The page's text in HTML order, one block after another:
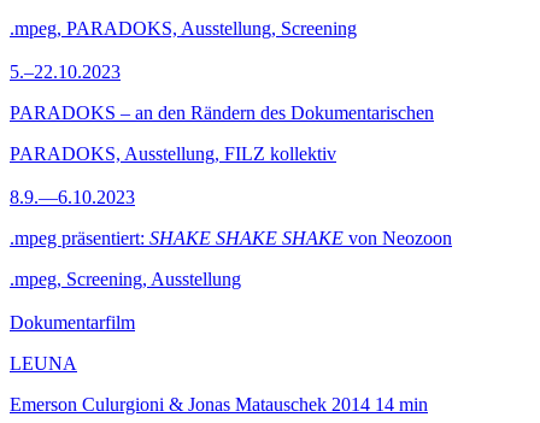
.mpeg, PARADOKS, Ausstellung, Screening
5.–22.10.2023
PARADOKS – an den Rändern des Dokumentarischen
PARADOKS, Ausstellung, FILZ kollektiv
8.9.—6.10.2023
.mpeg präsentiert: SHAKE SHAKE SHAKE von Neozoon
.mpeg, Screening, Ausstellung
Dokumentarfilm
LEUNA
Emerson Culurgioni & Jonas Matauschek 2014 14 min